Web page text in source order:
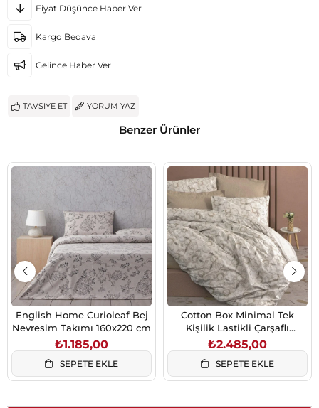
Fiyat Düşünce Haber Ver
Kargo Bedava
Gelince Haber Ver
TAVSIYE ET YORUM YAZ
Benzer Ürünler
English Home Curioleaf Bej
Nevresim Takımı 160x220 cm
₺1.185,00
SEPETE EKLE
Cotton Box Minimal Tek
Kişilik Lastikli Çarşaflı
Nevresim Takımı Moil Bej
₺2.485,00
SEPETE EKLE